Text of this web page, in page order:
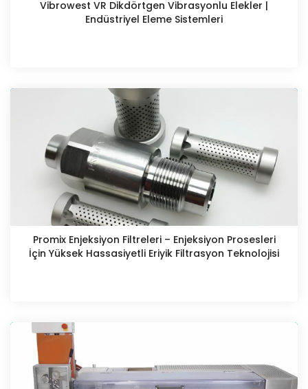
Vibrowest VR Dikdörtgen Vibrasyonlu Elekler |
Endüstriyel Eleme Sistemleri
Promix Enjeksiyon Filtreleri – Enjeksiyon Prosesleri
İçin Yüksek Hassasiyetli Eriyik Filtrasyon Teknolojisi